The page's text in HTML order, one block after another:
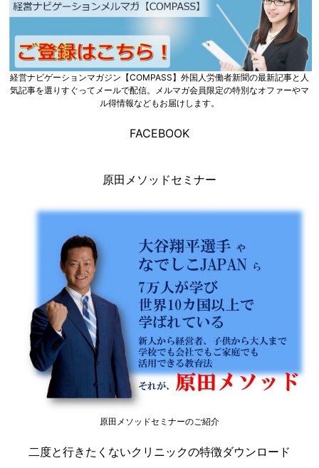
経営ナビゲーションマガジン【COMPASS】外国人労働者新聞の最新記事と人
気記事を選りすぐってメールで配信。メルマガ会員限定の特別なオファーやマ
ル得情報などもお届けします。
FACEBOOK
原田メソッドセミナー
原田メソッドセミナーのご紹介
二度と行きたくないクリニックの特徴ダウンロード